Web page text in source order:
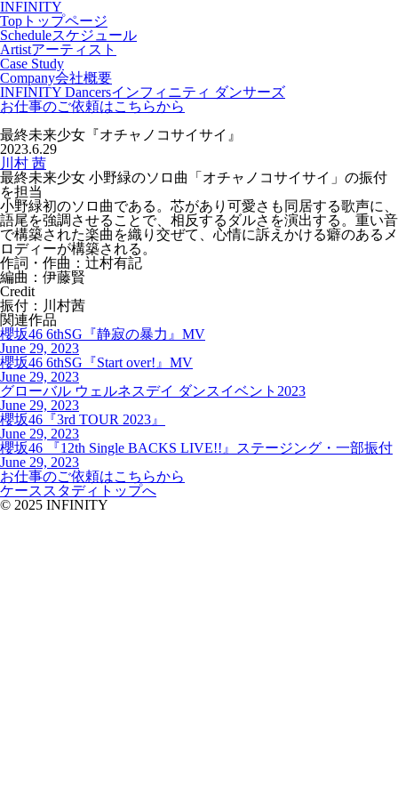
INFINITY
Top トップページ
Scheduleスケジュール
Artistアーティスト
Case Study
Company会社概要
INFINITY Dancersインフィニティ ダンサーズ
お仕事のご依頼はこちらから
最終未来少女『オチャノコサイサイ』
2023.6.29
川村 茜
最終未来少女 小野緑のソロ曲「オチャノコサイサイ」の振付
を担当
小野緑初のソロ曲である。芯があり可愛さも同居する歌声に、
語尾を強調させることで、相反するダルさを演出する。重い音
で構築された楽曲を織り交ぜて、心情に訴えかける癖のあるメ
ロディーが構築される。
作詞・作曲：辻村有記
編曲：伊藤賢
Credit
振付：川村茜
関連作品
櫻坂46 6thSG『静寂の暴力』MV
June 29, 2023
櫻坂46⁡ 6thSG『Start over!』MV
June 29, 2023
グローバル ウェルネスデイ ダンスイベント2023
June 29, 2023
櫻坂46『3rd TOUR 2023』
June 29, 2023
櫻坂46 『12th Single BACKS LIVE!!』ステージング・一部振付
June 29, 2023
お仕事のご依頼はこちらから
ケーススタディトップへ
© 2025 INFINITY